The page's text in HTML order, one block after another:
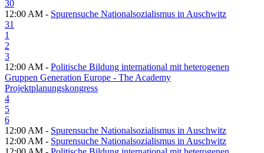
30
12:00 AM - Spurensuche Nationalsozialismus in Auschwitz
31
1
2
3
12:00 AM - Politische Bildung international mit heterogenen
Gruppen Generation Europe - The Academy
Projektplanungskongress
4
5
6
12:00 AM - Spurensuche Nationalsozialismus in Auschwitz
12:00 AM - Spurensuche Nationalsozialismus in Auschwitz